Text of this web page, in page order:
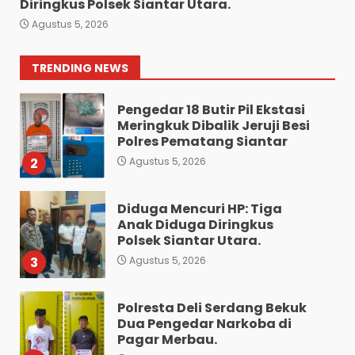
Diringkus Polsek Siantar Utara.
Agustus 5, 2026
TRENDING NEWS
1 Agustus 5, 2026
2
Pengedar 18 Butir Pil Ekstasi
Meringkuk Dibalik Jeruji Besi
Polres Pematang Siantar
Agustus 5, 2026
3
Diduga Mencuri HP: Tiga
Anak Diduga Diringkus
Polsek Siantar Utara.
Agustus 5, 2026
Polresta Deli Serdang Bekuk
Dua Pengedar Narkoba di
Pagar Merbau.